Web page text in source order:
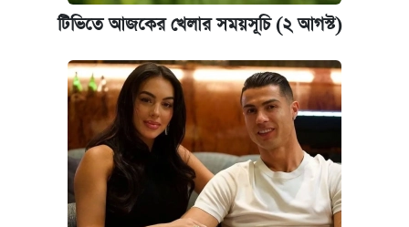
টিভিতে আজকের খেলার সময়সূচি (২ আগস্ট)